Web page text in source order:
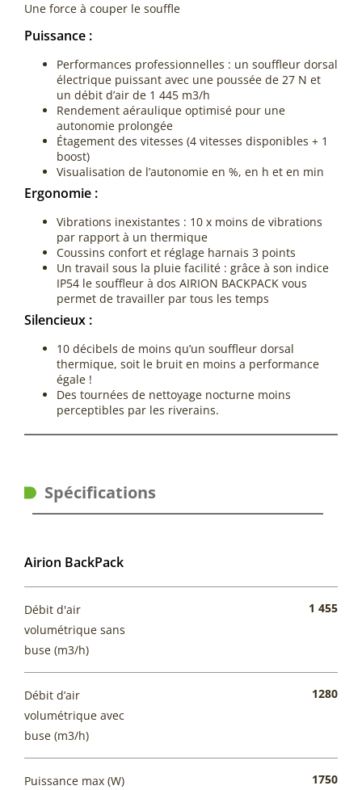
Une force à couper le souffle
Puissance :
Performances professionnelles : un souffleur dorsal
électrique puissant avec une poussée de 27 N et
un débit d’air de 1 445 m3/h
Rendement aéraulique optimisé pour une
autonomie prolongée
Étagement des vitesses (4 vitesses disponibles + 1
boost)
Visualisation de l’autonomie en %, en h et en min
Ergonomie :
Vibrations inexistantes : 10 x moins de vibrations
par rapport à un thermique
Coussins confort et réglage harnais 3 points
Un travail sous la pluie facilité : grâce à son indice
IP54 le souffleur à dos AIRION BACKPACK vous
permet de travailler par tous les temps
Silencieux :
10 décibels de moins qu’un souffleur dorsal
thermique, soit le bruit en moins a performance
égale !
Des tournées de nettoyage nocturne moins
perceptibles par les riverains.
Spécifications
Airion BackPack
Débit d'air
volumétrique sans
buse (m3/h)
1 455
Débit d’air
volumétrique avec
buse (m3/h)
1280
Puissance max (W) 1750